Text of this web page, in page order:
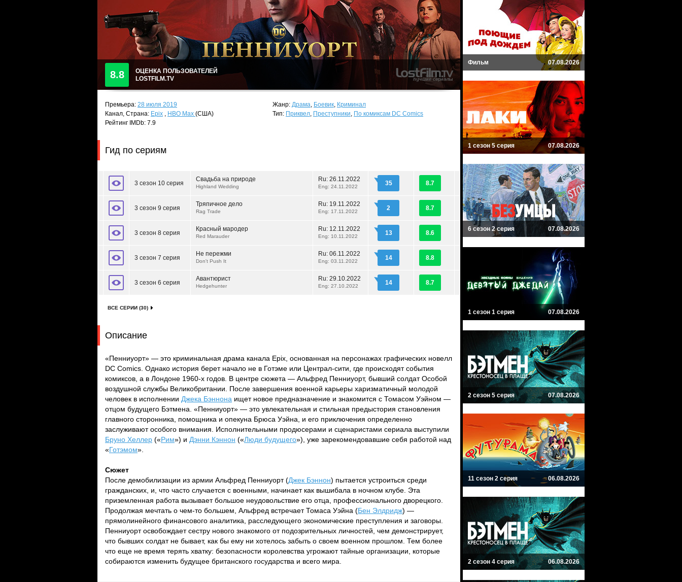
8.8
ОЦЕНКА ПОЛЬЗОВАТЕЛЕЙ
LOSTFILM.TV
Премьера: 28 июля 2019
Канал, Страна: Epix , HBO Max (США)
Рейтинг IMDb: 7.9
Жанр: Драма, Боевик, Криминал
Тип: Приквел, Преступники, По комиксам DC Comics
Гид по сериям
3 сезон 10 серия
Свадьба на природе
Highland Wedding
Ru: 26.11.2022
Eng: 24.11.2022 35 8.7
3 сезон 9 серия
Тряпичное дело
Rag Trade
Ru: 19.11.2022
Eng: 17.11.2022 2 8.7
3 сезон 8 серия
Красный мародер
Red Marauder
Ru: 12.11.2022
Eng: 10.11.2022 13 8.6
3 сезон 7 серия
Не пережми
Don't Push It
Ru: 06.11.2022
Eng: 03.11.2022 14 8.8
3 сезон 6 серия
Авантюрист
Hedgehunter
Ru: 29.10.2022
Eng: 27.10.2022 14 8.7
ВСЕ СЕРИИ (30)
Описание
«Пенниуорт» — это криминальная драма канала Epix, основанная на персонажах графических новелл
DC Comics. Однако история берет начало не в Готэме или Централ-сити, где происходят события
комиксов, а в Лондоне 1960-х годов. В центре сюжета — Альфред Пенниуорт, бывший солдат Особой
воздушной службы Великобритании. После завершения военной карьеры харизматичный молодой
человек в исполнении Джека Бэннона ищет новое предназначение и знакомится с Томасом Уэйном —
отцом будущего Бэтмена. «Пенниуорт» — это увлекательная и стильная предыстория становления
главного сторонника, помощника и опекуна Брюса Уэйна, и его приключения определенно
заслуживают особого внимания. Исполнительными продюсерами и сценаристами сериала выступили
Бруно Хеллер («Рим») и Дэнни Кэннон («Люди будущего»), уже зарекомендовавшие себя работой над
«Готэмом».
Сюжет
После демобилизации из армии Альфред Пенниуорт (Джек Бэннон) пытается устроиться среди
гражданских, и, что часто случается с военными, начинает как вышибала в ночном клубе. Эта
приземленная работа вызывает большое неудовольствие его отца, профессионального дворецкого.
Продолжая мечтать о чем-то большем, Альфред встречает Томаса Уэйна (Бен Элдридж) —
прямолинейного финансового аналитика, расследующего экономические преступления и заговоры.
Пенниуорт освобождает сестру нового знакомого от подозрительных личностей, чем демонстрирует,
что бывших солдат не бывает, как бы ему ни хотелось забыть о своем военном прошлом. Тем более
что еще не время терять хватку: безопасности королевства угрожают тайные организации, которые
собираются изменить будущее британского государства и всего мира.
Фильм 07.08.2026
1 сезон 5 серия 07.08.2026
6 сезон 2 серия 07.08.2026
1 сезон 1 серия 07.08.2026
2 сезон 5 серия 07.08.2026
11 сезон 2 серия 06.08.2026
2 сезон 4 серия 06.08.2026